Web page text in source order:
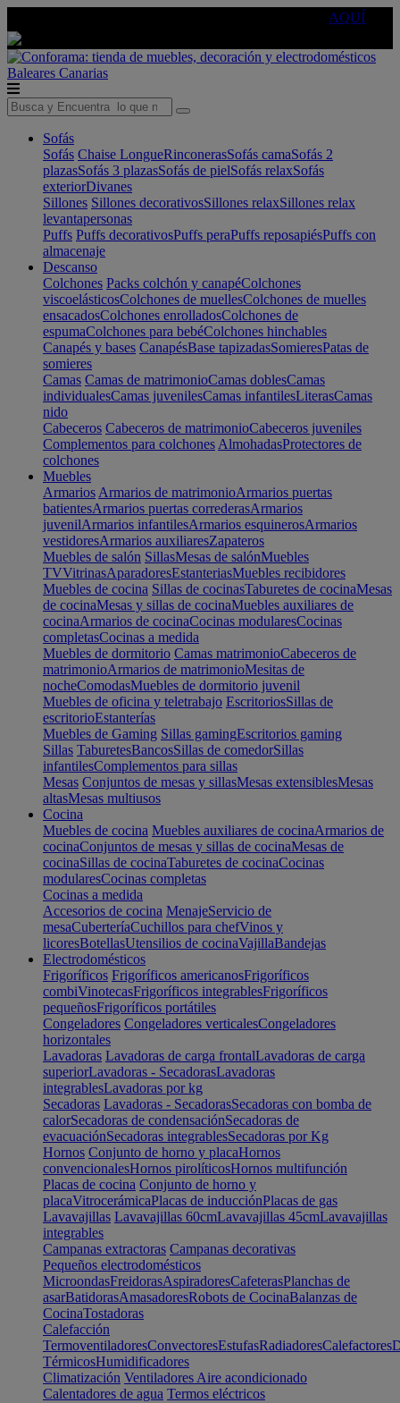
AQUÍ
Baleares Canarias
Sofás
Sofás Chaise LongueRinconerasSofás camaSofás 2
plazasSofás 3 plazasSofás de pielSofás relaxSofás
exteriorDivanes
Sillones Sillones decorativosSillones relaxSillones relax
levantapersonas
Puffs Puffs decorativosPuffs peraPuffs reposapiésPuffs con
almacenaje
Descanso
Colchones Packs colchón y canapéColchones
viscoelásticosColchones de muellesColchones de muelles
ensacadosColchones enrolladosColchones de
espumaColchones para bebéColchones hinchables
Canapés y bases CanapésBase tapizadasSomieresPatas de
somieres
Camas Camas de matrimonioCamas doblesCamas
individualesCamas juvenilesCamas infantilesLiterasCamas
nido
Cabeceros Cabeceros de matrimonioCabeceros juveniles
Complementos para colchones AlmohadasProtectores de
colchones
Muebles
Armarios Armarios de matrimonioArmarios puertas
batientesArmarios puertas correderasArmarios
juvenilArmarios infantilesArmarios esquinerosArmarios
vestidoresArmarios auxiliaresZapateros
Muebles de salón SillasMesas de salónMuebles
TVVitrinasAparadoresEstanteriasMuebles recibidores
Muebles de cocina Sillas de cocinasTaburetes de cocinaMesas
de cocinaMesas y sillas de cocinaMuebles auxiliares de
cocinaArmarios de cocinaCocinas modularesCocinas
completasCocinas a medida
Muebles de dormitorio Camas matrimonioCabeceros de
matrimonioArmarios de matrimonioMesitas de
nocheComodasMuebles de dormitorio juvenil
Muebles de oficina y teletrabajo EscritoriosSillas de
escritorioEstanterías
Muebles de Gaming Sillas gamingEscritorios gaming
Sillas TaburetesBancosSillas de comedorSillas
infantilesComplementos para sillas
Mesas Conjuntos de mesas y sillasMesas extensiblesMesas
altasMesas multiusos
Cocina
Muebles de cocina Muebles auxiliares de cocinaArmarios de
cocinaConjuntos de mesas y sillas de cocinaMesas de
cocinaSillas de cocinaTaburetes de cocinaCocinas
modularesCocinas completas
Cocinas a medida
Accesorios de cocina MenajeServicio de
mesaCuberteríaCuchillos para chefVinos y
licoresBotellasUtensilios de cocinaVajillaBandejas
Electrodomésticos
Frigoríficos Frigoríficos americanosFrigoríficos
combiVinotecasFrigoríficos integrablesFrigoríficos
pequeñosFrigoríficos portátiles
Congeladores Congeladores verticalesCongeladores
horizontales
Lavadoras Lavadoras de carga frontalLavadoras de carga
superiorLavadoras - SecadorasLavadoras
integrablesLavadoras por kg
Secadoras Lavadoras - SecadorasSecadoras con bomba de
calorSecadoras de condensaciónSecadoras de
evacuaciónSecadoras integrablesSecadoras por Kg
Hornos Conjunto de horno y placaHornos
convencionalesHornos pirolíticosHornos multifunción
Placas de cocina Conjunto de horno y
placaVitrocerámicaPlacas de inducciónPlacas de gas
Lavavajillas Lavavajillas 60cmLavavajillas 45cmLavavajillas
integrables
Campanas extractoras Campanas decorativas
Pequeños electrodomésticos
MicroondasFreidorasAspiradoresCafeterasPlanchas de
asarBatidorasAmasadoresRobots de CocinaBalanzas de
CocinaTostadoras
Calefacción
TermoventiladoresConvectoresEstufasRadiadoresCalefactores
TérmicosHumidificadores
Climatización Ventiladores Aire acondicionado
Calentadores de agua Termos eléctricos